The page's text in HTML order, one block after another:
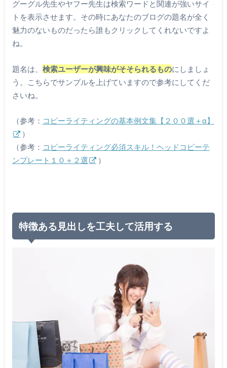
グーグル先生やヤフー先生は検索ワードと関連が強いサイ
トを表示させます。その時にあなたのブログの題名が全く
魅力のないものだったら誰もクリックしてくれないですよ
ね。
題名は、 検索ユーザーが興味がそそられるものにしましょ
う。こちらでサンプルを上げていますので参考にしてくだ
さいね。
（参考： コピーライティングの基本例文集【２００選＋α】
）
（参考： コピーライティング必須スキル！ヘッドコピーテ
ンプレート１０＋２選
）
特徴ある見出しを工夫して活用する